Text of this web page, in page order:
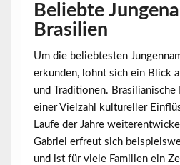
Beliebte
Brasilien
Um die beliebtesten
erkunden, lohnt sich ein Blick
und Traditionen.
einer Vielzahl kultureller
Laufe der Jahre
Gabriel erfreut sich
und ist für viele Familien ein